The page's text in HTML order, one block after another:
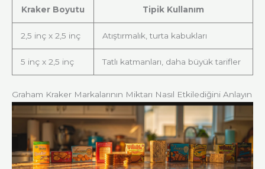
Kraker Boyutu Tipik Kullanım
2,5 inç x 2,5 inç Atıştırmalık, turta kabukları
5 inç x 2,5 inç Tatlı katmanları, daha büyük tarifler
Graham Kraker Markalarının Miktarı Nasıl Etkilediğini Anlayın